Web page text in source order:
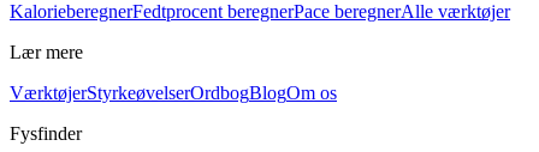
KalorieberegnerFedtprocent beregnerPace beregnerAlle værktøjer
Lær mere
VærktøjerStyrkeøvelserOrdbogBlogOm os
Fysfinder